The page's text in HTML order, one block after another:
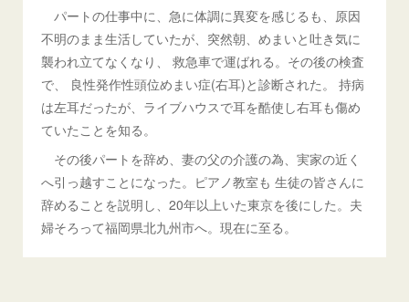
パートの仕事中に、急に体調に異変を感じるも、原因
不明のまま生活していたが、突然朝、めまいと吐き気に
襲われ立てなくなり、 救急車で運ばれる。その後の検査
で、 良性発作性頭位めまい症(右耳)と診断された。 持病
は左耳だったが、ライブハウスで耳を酷使し右耳も傷め
ていたことを知る。
その後パートを辞め、妻の父の介護の為、実家の近く
へ引っ越すことになった。ピアノ教室も 生徒の皆さんに
辞めることを説明し、20年以上いた東京を後にした。夫
婦そろって福岡県北九州市へ。現在に至る。